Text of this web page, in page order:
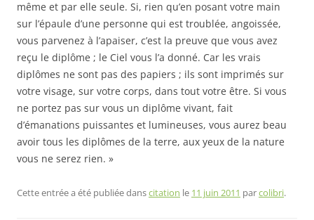
même et par elle seule. Si, rien qu’en posant votre main
sur l’épaule d’une personne qui est troublée, angoissée,
vous parvenez à l’apaiser, c’est la preuve que vous avez
reçu le diplôme ; le Ciel vous l’a donné. Car les vrais
diplômes ne sont pas des papiers ; ils sont imprimés sur
votre visage, sur votre corps, dans tout votre être. Si vous
ne portez pas sur vous un diplôme vivant, fait
d’émanations puissantes et lumineuses, vous aurez beau
avoir tous les diplômes de la terre, aux yeux de la nature
vous ne serez rien. »
Cette entrée a été publiée danscitation le 11 juin 2011 parcolibri.